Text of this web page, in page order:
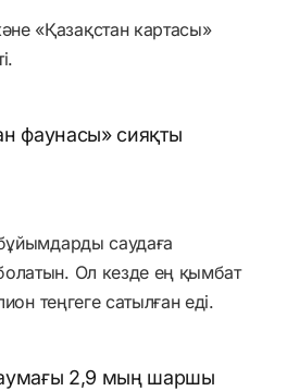
«Қазақстан картасы»
фаунасы» сияқты
саудаға
Ол кезде ең қымбат
теңгеге сатылған еді.
аумағы 2,9 мың шаршы